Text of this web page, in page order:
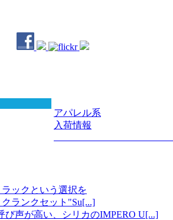
アパレル系
入荷情報
ックという選択を
ランクセット"Su[...]
び声が高い、シリカのIMPERO U[...]